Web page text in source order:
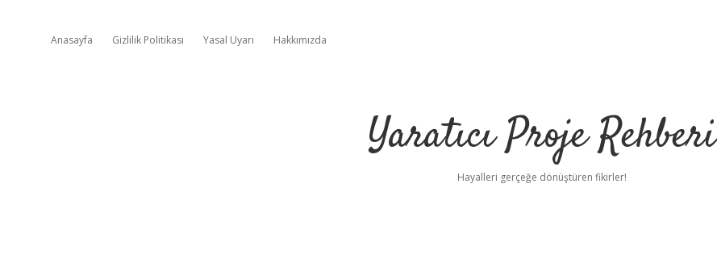
Anasayfa Gizlilik Politikası Yasal Uyarı Hakkımızda
Yaratıcı Proje Rehberi
Hayalleri gerçeğe dönüştüren fikirler!